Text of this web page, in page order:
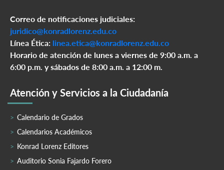
Correo de notificaciones judiciales:
juridico@konradlorenz.edu.co
Línea Ética: linea.etica@konradlorenz.edu.co
Horario de atención de lunes a viernes de 9:00 a.m. a
6:00 p.m. y sábados de 8:00 a.m. a 12:00 m.
Atención y Servicios a la Ciudadanía
Calendario de Grados
Calendarios Académicos
Konrad Lorenz Editores
Auditorio Sonia Fajardo Forero